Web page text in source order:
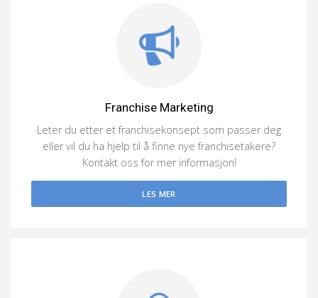
Franchise Marketing
Leter du etter et franchisekonsept som passer deg
eller vil du ha hjelp til å finne nye franchisetakere?
Kontakt oss for mer informasjon!
LES MER